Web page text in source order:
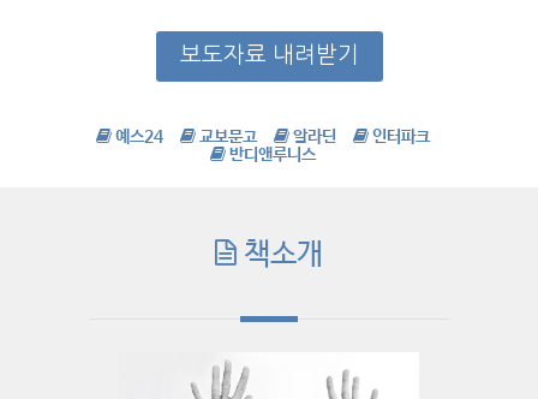
보도자료 내려받기
예스24 교보문고 알라딘
인터파크
반디앤루니스
책소개